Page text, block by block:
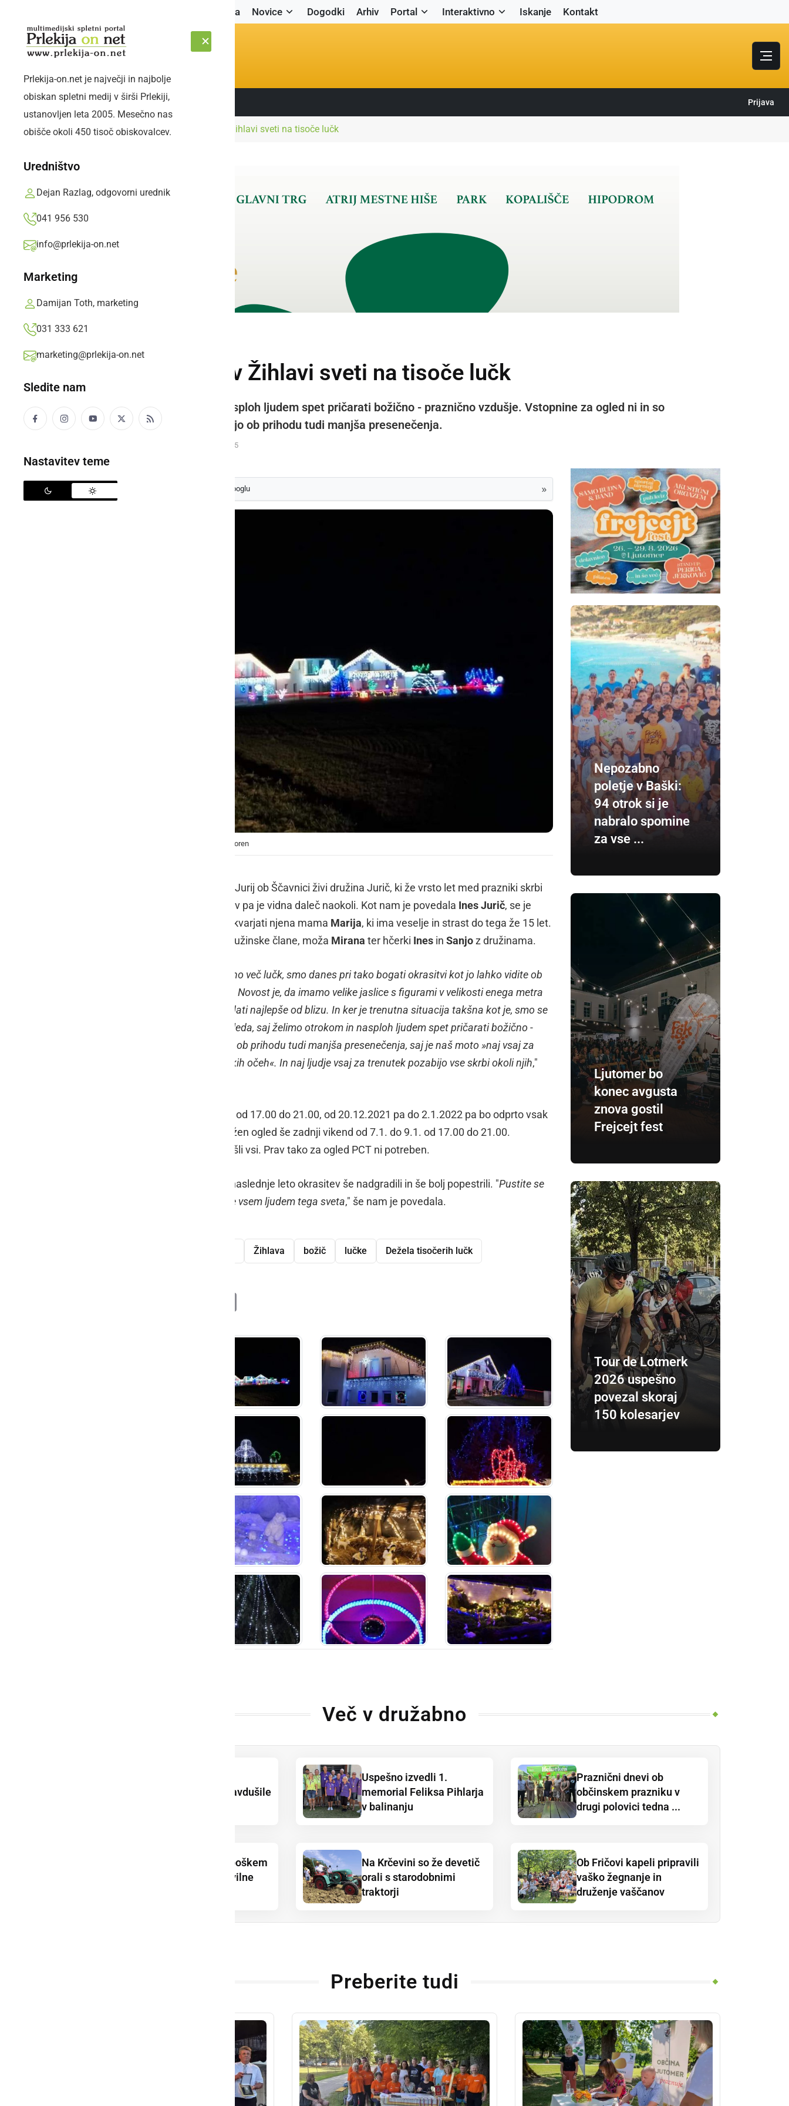
Naslovnica Novice Dogodki Arhiv Portal Interaktivno Iskanje Kontakt
ČETRTEK, 6. AVGUST 2026 Sledite nam: Prijava
Prlekija-on.net je največji in najbolje
obiskan spletni medij v širši Prlekiji,
ustanovljen leta 2005. Mesečno nas
obišče okoli 450 tisoč obiskovalcev.
Uredništvo
Dejan Razlag, odgovorni urednik
041 956 530
info@prlekija-on.net
Marketing
Damijan Toth, marketing
031 333 621
marketing@prlekija-on.net
Sledite nam
Nastavitev teme
Naslovnica DružabnoPri družini Jurič v Žihlavi sveti na tisoče lučk
Pri družini Jurič v Žihlavi sveti na tisoče lučk
V teh časih želijo otrokom in nasploh ljudem spet pričarati božično - praznično vzdušje. Vstopnine za ogled ni in so
dobrodošli vsi, za otroke pa imajo ob prihodu tudi manjša presenečenja.
četrtek, 16. december 2021 ob 11:55
Izberite kot svoj prednostni vir na Googlu »
Praznična okrasitev pri družini Jurič, foto: Dušan Koren
Na lokaciji Žihlava 12, v občini Sveti Jurij ob Ščavnici živi družina Jurič, ki že vrsto let med prazniki skrbi
za okrasitev hiše in okolice, okrasitev pa je vidna daleč naokoli. Kot nam je povedala Ines Jurič, se je
prva v njihovi družini s tem pričela ukvarjati njena mama Marija, ki ima veselje in strast do tega že 15 let.
Nato je s tem navdušila še ostale družinske člane, moža Mirana ter hčerki Ines in Sanjoz družinama.
In ker se je iz leta v leto nabralo vedno več lučk, smo danes pri tako bogati okrasitvi kot jo lahko vidite ob
vožnji mimo ali pa ob prihodu k nam. Novost je, da imamo velike jaslice s figurami v velikosti enega metra
in ostale postavitve, ki se jih da ogledati najlepše od blizu. In ker je trenutna situacija takšna kot je, smo se
letos odločili odpreti z možnostjo ogleda, saj želimo otrokom in nasploh ljudem spet pričarati božično -
praznično vzdušje. Za otroke imamo ob prihodu tudi manjša presenečenja, saj je naš moto »naj vsaj za
trenutek spet zasijejo iskrice v otroških očeh«. In naj ljudje vsaj za trenutek pozabijo vse skrbi okoli njih,"
Njihova vrata so odprta vsak vikend od 17.00 do 21.00, od 20.12.2021 pa do 2.1.2022 pa bo odprto vsak
dan od 17.00 do 22.00. Nato bo možen ogled še zadnji vikend od 7.1. do 9.1. od 17.00 do 21.00.
Vstopnine za ogled ni in so dobrodošli vsi. Prav tako za ogled PCT ni potreben.
Kot še nam je povedala Ines, bodo naslednje leto okrasitev še nadgradili in še bolj popestrili. "Pustite se
presenetiti. Pa lepe in mirne praznike vsem ljudem tega sveta," še nam je povedala.
Žihlava božič lučke Dežela tisočerih lučk
PrintFriendly
Nepozabno
poletje v Baški:
94 otrok si je
nabralo spomine
za vse ...
Ljutomer bo
konec avgusta
znova gostil
Frejcejt fest
Tour de Lotmerk
2026 uspešno
povezal skoraj
150 kolesarjev
Več v družabno
Lotmerk na vodi navdušile
Uspešno izvedli 1.
memorial Feliksa Pihlarja
v balinanju
Praznični dnevi ob
občinskem prazniku v
drugi polovici tedna ...
Poletni dan ob Soboškem
jezeru privabil številne
Na Krčevini so že devetič
orali s starodobnimi
traktorji
Ob Fričovi kapeli pripravili
vaško žegnanje in
druženje vaščanov
Preberite tudi